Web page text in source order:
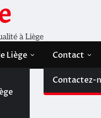
à Liège
Liège Contact
Contactez-